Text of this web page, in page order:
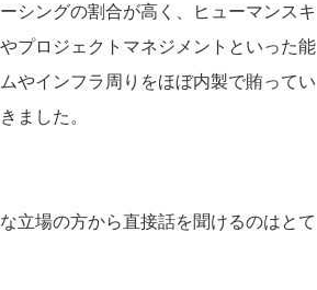
シングの割合が高く、ヒューマンスキ
プロジェクトマネジメントといった能
やインフラ周りをほぼ内製で賄ってい
ました。
立場の方から直接話を聞けるのはとて